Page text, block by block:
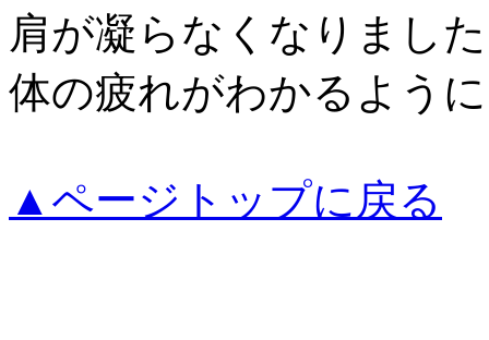
肩が凝らなくなりまし
体の疲れがわかるよう
▲ページトップに戻る